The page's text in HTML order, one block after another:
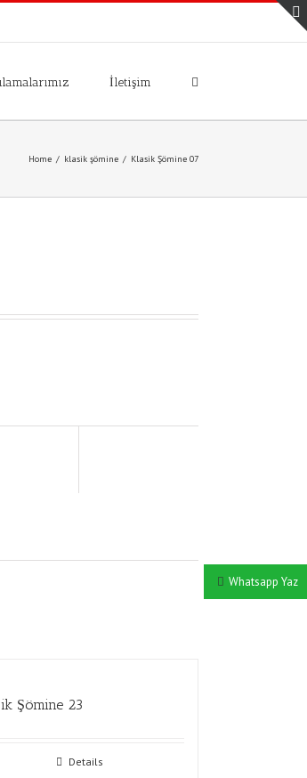
İletişim
Home / klasik şömine / Klasik Şömine 07
Şömine 23
Details
Whatsapp Yaz